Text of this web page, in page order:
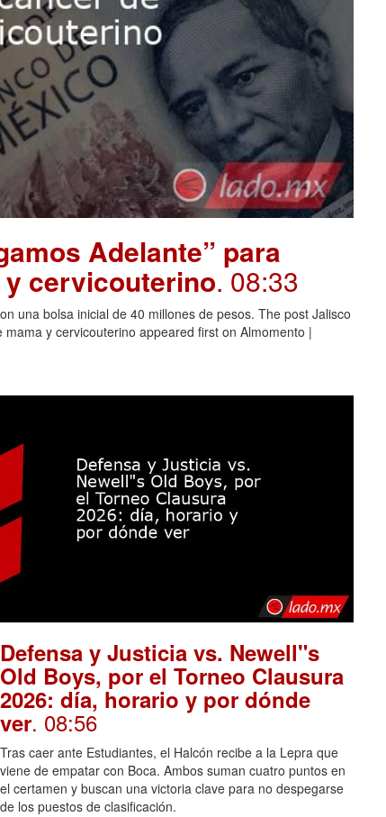
Adelante” para
cervicouterino. 08:33
una bolsa inicial de 40 millones de pesos. The post Jalisco
y cervicouterino appeared first on Almomento |
Defensa y Justicia vs. Newell"s
Old Boys, por el Torneo Clausura
2026: día, horario y por dónde
ver. 08:56
Tras caer ante Estudiantes, el Halcón recibe a la Lepra que
viene de empatar con Boca. Ambos suman cuatro puntos en
el certamen y buscan una victoria clave para no despegarse
de los puestos de clasificación.